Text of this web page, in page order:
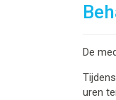
De
uren